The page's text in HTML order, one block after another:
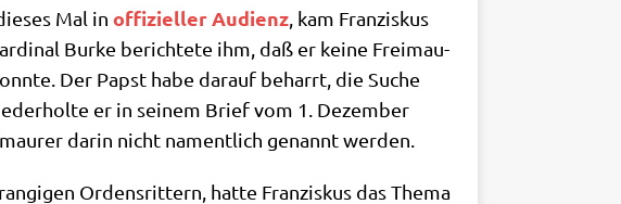
Mal in offi­zi­el­ler Audi­enz , kam Fran­zis­kus
Bur­ke berich­te­te ihm, daß er kei­ne Frei­mau­
Der Papst habe dar­auf beharrt, die Suche
er in sei­nem Brief vom 1. Dezem­ber
dar­in nicht nament­lich genannt werden.
Ordens­rit­tern, hat­te Fran­zis­kus das The­ma